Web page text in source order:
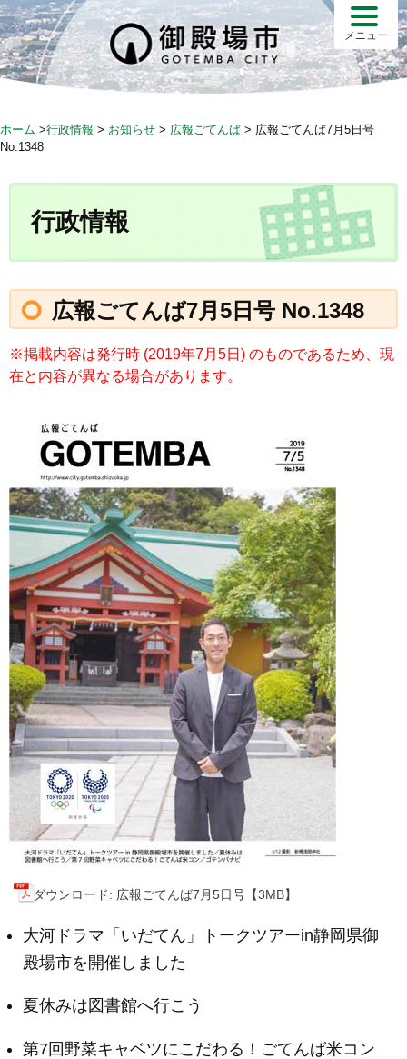
S
k
i
p
c
メニュー
ホーム >行政情報 > お知らせ > 広報ごてんば > 広報ごてんば7月5日号
No.1348
行政情報
広報ごてんば7月5日号 No.1348
※掲載内容は発行時 (2019年7月5日) のものであるため、現
在と内容が異なる場合があります。
ダウンロード: 広報ごてんば7月5日号【3MB】
大河ドラマ「いだてん」トークツアーin静岡県御
殿場市を開催しました
夏休みは図書館へ行こう
第7回野菜キャベツにこだわる！ごてんば米コン